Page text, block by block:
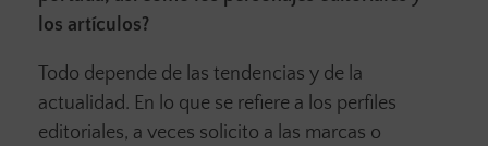
los artículos?
Todo depende de las tendencias y de la
actualidad. En lo que se refiere a los perfiles
editoriales, a veces solicito a las marcas o